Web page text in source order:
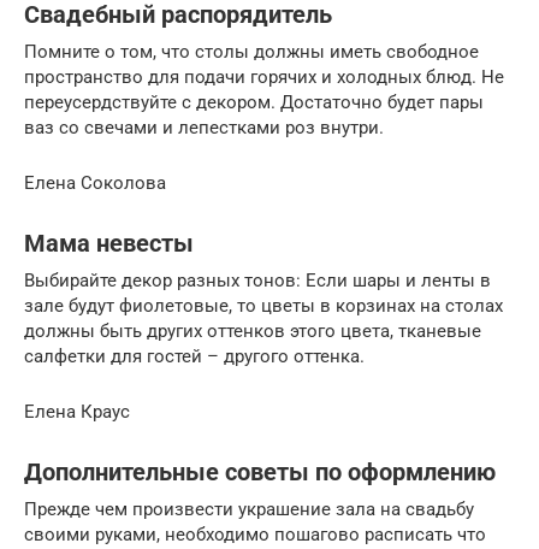
Свадебный распорядитель
Помните о том, что столы должны иметь свободное
пространство для подачи горячих и холодных блюд. Не
переусердствуйте с декором. Достаточно будет пары
ваз со свечами и лепестками роз внутри.
Елена Соколова
Мама невесты
Выбирайте декор разных тонов: Если шары и ленты в
зале будут фиолетовые, то цветы в корзинах на столах
должны быть других оттенков этого цвета, тканевые
салфетки для гостей – другого оттенка.
Елена Краус
Дополнительные советы по оформлению
Прежде чем произвести украшение зала на свадьбу
своими руками, необходимо пошагово расписать что